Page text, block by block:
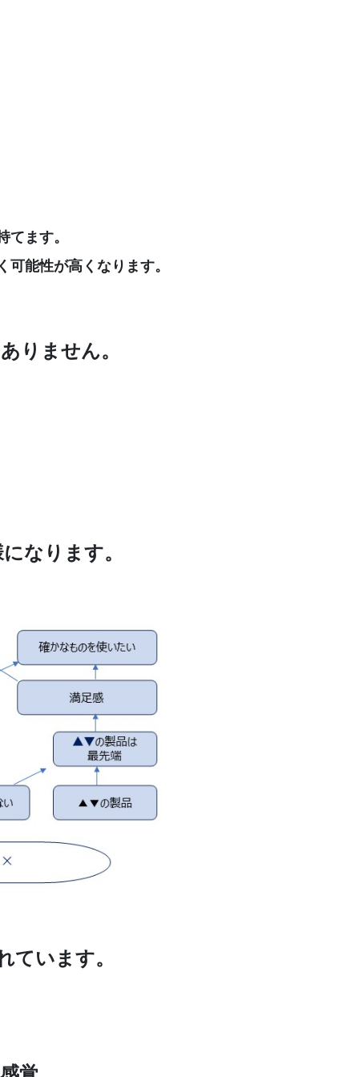
ます。
能性が高くなります。
りません。
なります。
います。